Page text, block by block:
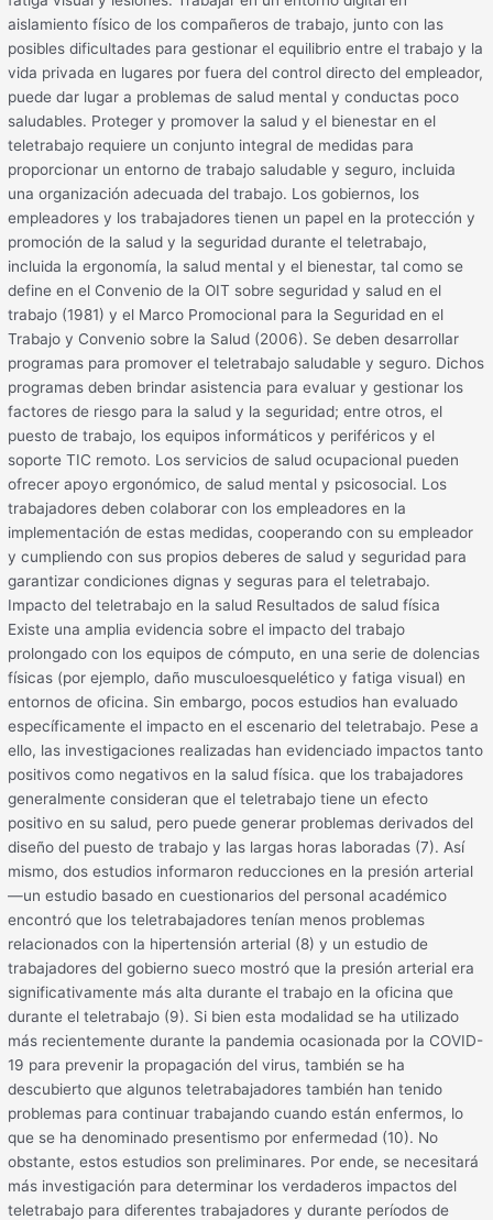
aislamiento físico de los compañeros de trabajo, junto con las
posibles dificultades para gestionar el equilibrio entre el trabajo y la
vida privada en lugares por fuera del control directo del empleador,
puede dar lugar a problemas de salud mental y conductas poco
saludables. Proteger y promover la salud y el bienestar en el
teletrabajo requiere un conjunto integral de medidas para
proporcionar un entorno de trabajo saludable y seguro, incluida
una organización adecuada del trabajo. Los gobiernos, los
empleadores y los trabajadores tienen un papel en la protección y
promoción de la salud y la seguridad durante el teletrabajo,
incluida la ergonomía, la salud mental y el bienestar, tal como se
define en el Convenio de la OIT sobre seguridad y salud en el
trabajo (1981) y el Marco Promocional para la Seguridad en el
Trabajo y Convenio sobre la Salud (2006). Se deben desarrollar
programas para promover el teletrabajo saludable y seguro. Dichos
programas deben brindar asistencia para evaluar y gestionar los
factores de riesgo para la salud y la seguridad; entre otros, el
puesto de trabajo, los equipos informáticos y periféricos y el
soporte TIC remoto. Los servicios de salud ocupacional pueden
ofrecer apoyo ergonómico, de salud mental y psicosocial. Los
trabajadores deben colaborar con los empleadores en la
implementación de estas medidas, cooperando con su empleador
y cumpliendo con sus propios deberes de salud y seguridad para
garantizar condiciones dignas y seguras para el teletrabajo.
Impacto del teletrabajo en la salud Resultados de salud física
Existe una amplia evidencia sobre el impacto del trabajo
prolongado con los equipos de cómputo, en una serie de dolencias
físicas (por ejemplo, daño musculoesquelético y fatiga visual) en
entornos de oficina. Sin embargo, pocos estudios han evaluado
específicamente el impacto en el escenario del teletrabajo. Pese a
ello, las investigaciones realizadas han evidenciado impactos tanto
positivos como negativos en la salud física. que los trabajadores
generalmente consideran que el teletrabajo tiene un efecto
positivo en su salud, pero puede generar problemas derivados del
diseño del puesto de trabajo y las largas horas laboradas (7). Así
mismo, dos estudios informaron reducciones en la presión arterial
—un estudio basado en cuestionarios del personal académico
encontró que los teletrabajadores tenían menos problemas
relacionados con la hipertensión arterial (8) y un estudio de
trabajadores del gobierno sueco mostró que la presión arterial era
significativamente más alta durante el trabajo en la oficina que
durante el teletrabajo (9). Si bien esta modalidad se ha utilizado
más recientemente durante la pandemia ocasionada por la COVID-
19 para prevenir la propagación del virus, también se ha
descubierto que algunos teletrabajadores también han tenido
problemas para continuar trabajando cuando están enfermos, lo
que se ha denominado presentismo por enfermedad (10). No
obstante, estos estudios son preliminares. Por ende, se necesitará
más investigación para determinar los verdaderos impactos del
teletrabajo para diferentes trabajadores y durante períodos de